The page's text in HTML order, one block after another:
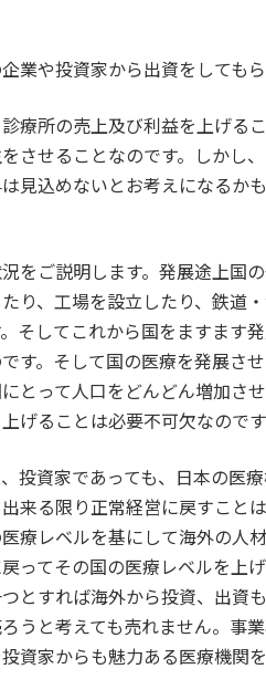
業や投資家から出資をしても
療所の売上及び利益を上げる
させることなのです。しかし
見込めないとお考えになるか
をご説明します。発展途上国
り、工場を設立したり、鉄道
そしてこれから国をますます
す。そして国の医療を発展さ
とって人口をどんどん増加さ
げることは必要不可欠なのです
投資家であっても、日本の医
来る限り正常経営に戻すこと
療レベルを基にして海外の人
ってその国の医療レベルを上
つとすれば海外から投資、出
うと考えても売れません。事
資家からも魅力ある医療機関